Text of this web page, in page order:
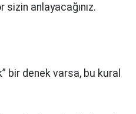
anlayacağınız.
bir denek varsa, bu kural